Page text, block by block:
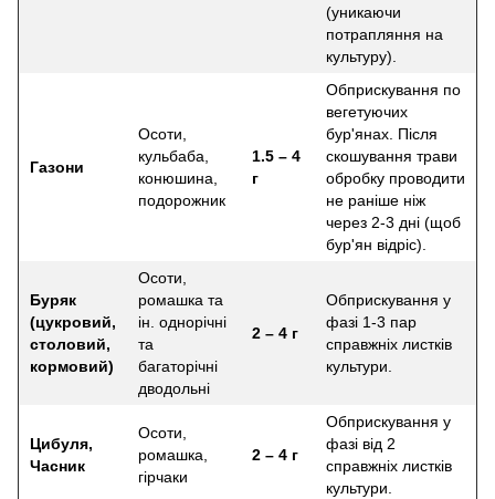
(уникаючи
потрапляння на
культуру).
Газони
Осоти,
кульбаба,
конюшина,
подорожник
1.5 – 4
г
Обприскування по
вегетуючих
бур'янах. Після
скошування трави
обробку проводити
не раніше ніж
через 2-3 дні (щоб
бур'ян відріс).
Буряк
(цукровий,
столовий,
кормовий)
Осоти,
ромашка та
ін. однорічні
та
багаторічні
дводольні
2 – 4 г
Обприскування у
фазі 1-3 пар
справжніх листків
культури.
Цибуля,
Часник
Осоти,
ромашка,
гірчаки
2 – 4 г
Обприскування у
фазі від 2
справжніх листків
культури.